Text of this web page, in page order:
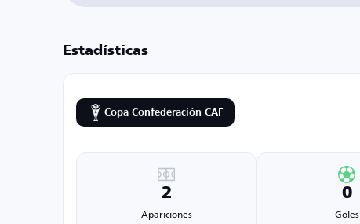
Estadísticas
Copa Confederación CAF
2
Apariciones
0
Goles